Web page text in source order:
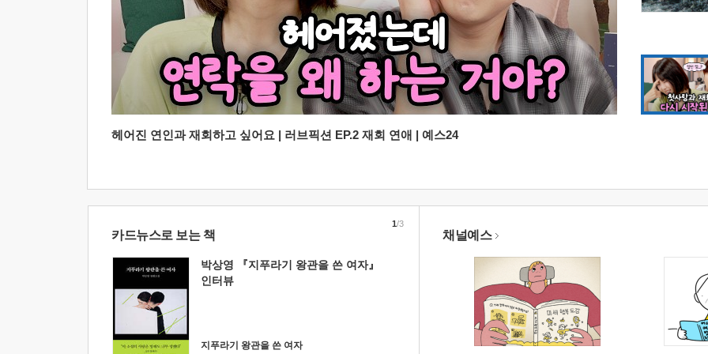
헤어진 연인과 재회하고 싶어요 | 러브픽션 EP.2 재회 연애 | 예스24
카드뉴스로 보는 책
박상영 『지푸라기 왕관을 쓴 여자』
인터뷰
지푸라기 왕관을 쓴 여자
1/3
채널예스